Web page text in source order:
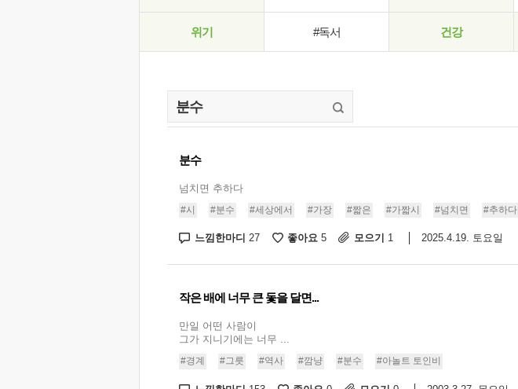
위기 #독서 건강
분수
넘치면 추하다
#시 #분수 #세상에서 #가장 #짧은 #가짧시 #넘치면 #추하다
느낌한마디 27 좋아요 5 모으기 1 2025.4.19. 토요일
작은 배에 너무 큰 돛을 달면...
만일 어떤 사람이
그가 지니기에는 너무 ...
#경계 #그릇 #역사 #깜냥 #분수 #아놀트 토인비